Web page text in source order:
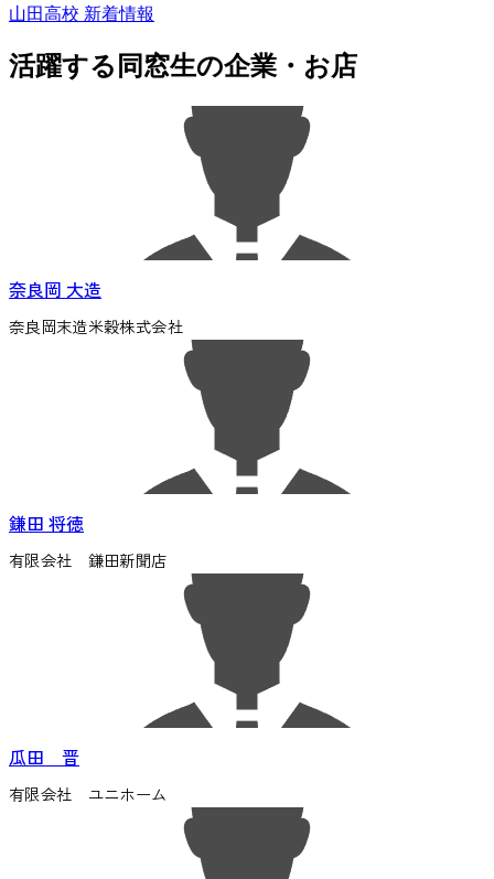
山田高校 新着情報
活躍する同窓生の企業・お店
奈良岡 大造
奈良岡末造米穀株式会社
鎌田 将徳
有限会社 鎌田新聞店
瓜田 晋
有限会社 ユニホーム